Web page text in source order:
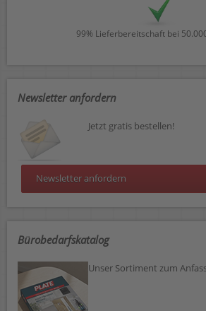
99% Lieferbereitschaft bei
Newsletter anfordern
Jetzt gratis bestellen!
Newsletter anfordern
Bürobedarfskatalog
Unser Sortiment zum